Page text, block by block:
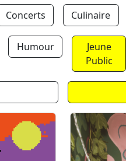
Concerts Culinaire
Humour
Jeune
Public